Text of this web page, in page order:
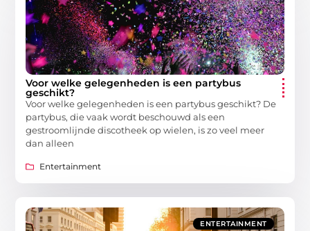
Voor welke gelegenheden is een partybus
geschikt?
Voor welke gelegenheden is een partybus geschikt? De
partybus, die vaak wordt beschouwd als een
gestroomlijnde discotheek op wielen, is zo veel meer
dan alleen
Entertainment
ENTERTAINMENT